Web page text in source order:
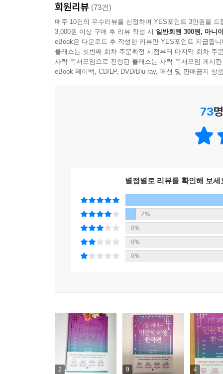
회원리뷰 (73건)
매주 10건의 우수리뷰를 선정하여 YES포인트 3만원을 드
3,000원 이상 구매 후 리뷰 작성 시 일반회원 300원, 마니
eBook은 다운로드 후 작성한 리뷰만 YES포인트 지급됩니
클래스는 첫번째 회차 주문확정 시점부터 마지막 회차 주
사락 독서모임으로 진행된 클래스는 사락 독서모임 게시
eBook 페이백, CD/LP, DVD/Blu-ray, 패션 및 판매금지 상
73
별점별로 리뷰를 확인해 보세
7%
0%
0%
0%
2 9 4